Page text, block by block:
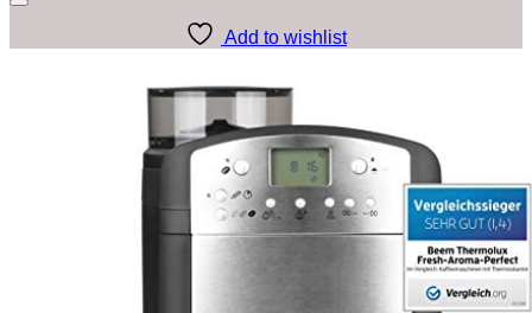
Add to wishlist